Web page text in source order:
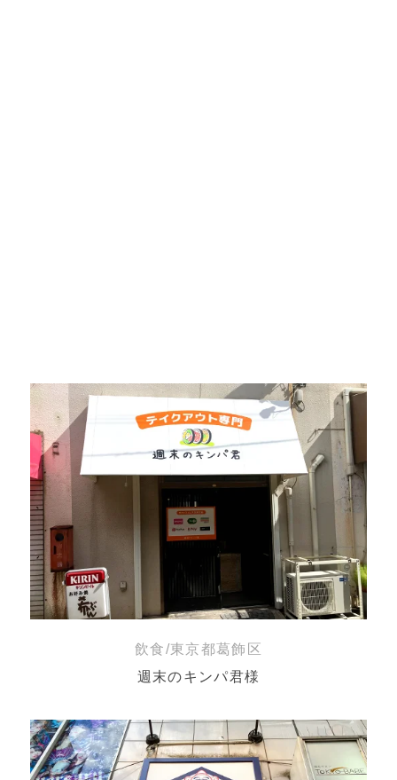
飲食/東京都葛飾区
週末のキンパ君様